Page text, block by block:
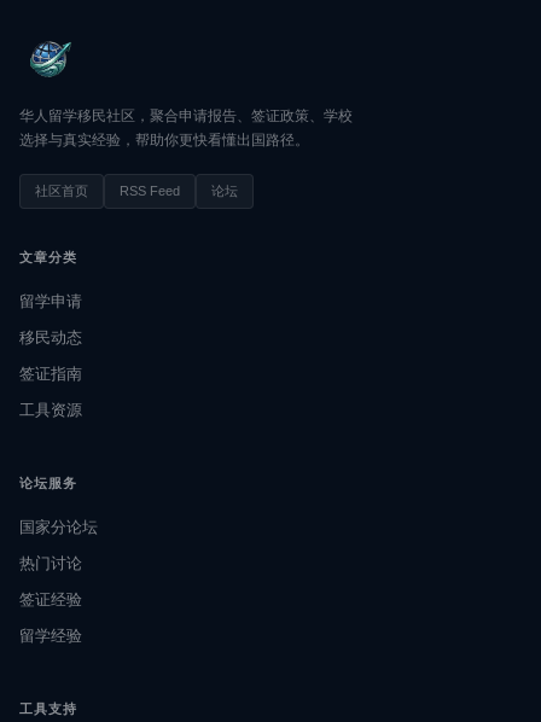
华人留学移民社区，聚合申请报告、签证政策、学校
选择与真实经验，帮助你更快看懂出国路径。
社区首页 RSS Feed 论坛
文章分类
留学申请
移民动态
签证指南
工具资源
论坛服务
国家分论坛
热门讨论
签证经验
留学经验
工具支持